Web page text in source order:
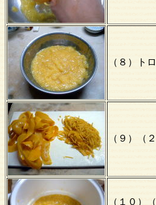
（８）ト
（９）（
（１０）